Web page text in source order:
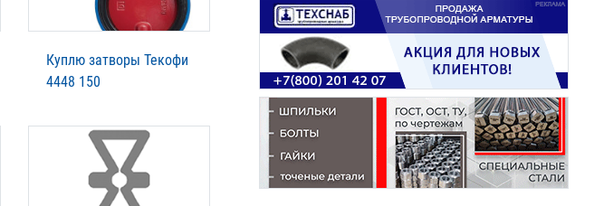
Куплю затворы Текофи
4448 150